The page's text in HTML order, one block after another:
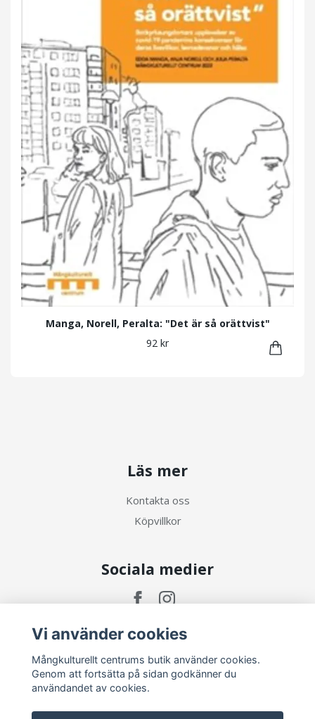
Manga, Norell, Peralta: "Det är så orättvist"
92 kr
Läs mer
Kontakta oss
Köpvillkor
Sociala medier
Prenumerera på vårt nyhetsbrev
Vi använder cookies
Mångkulturellt centrums butik använder cookies.
Genom att fortsätta på sidan godkänner du
användandet av cookies.